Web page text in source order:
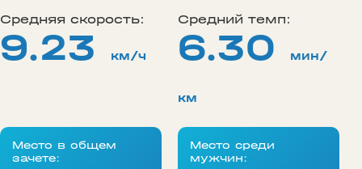
Средняя скорость:
9.23 км/ч
Средний темп:
6.30 мин/
км
Место в общем
зачете:
Место среди
мужчин: